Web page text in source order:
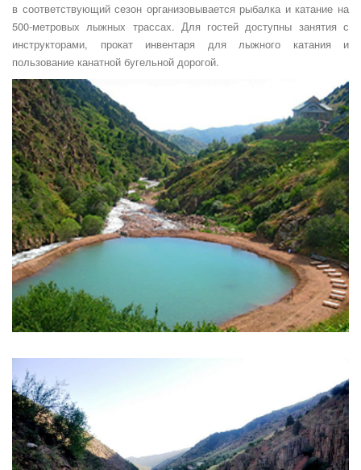
в соответствующий сезон организовывается рыбалка и катание на
500-метровых лыжных трассах. Для гостей доступны занятия с
инструкторами, прокат инвентаря для лыжного катания и
пользование канатной бугельной дорогой.